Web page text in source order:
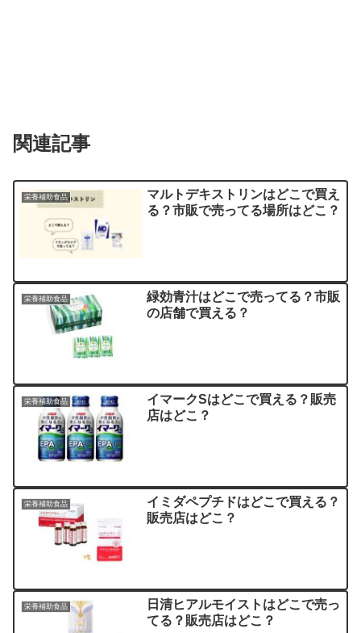
関連記事
栄養補助食品
マルトデキストリンはどこで買え
る？市販で売ってる場所はどこ？
栄養補助食品
緑効青汁はどこで売ってる？市販
の店舗で買える？
栄養補助食品
イマークSはどこで買える？販売
店はどこ？
栄養補助食品
イミダペプチドはどこで買える？
販売店はどこ？
栄養補助食品
日清ヒアルモイストはどこで売っ
てる？販売店はどこ？